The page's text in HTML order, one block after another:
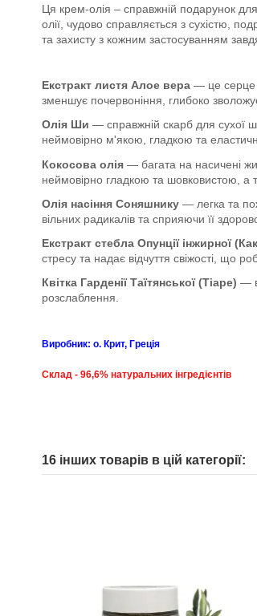
Ця крем-олія – справжній подарунок
олії, чудово справляється з сухістю,
та захисту з кожним застосуванням
Екстракт листя Алое вера — це серце
зменшує почервоніння, глибоко
Олія Ши — справжній скарб для сухої
неймовірно м'якою, гладкою та
Кокосова олія — багата на насичені
неймовірно гладкою та шовковистою, а
Олія насіння Соняшнику — легка та
вільних радикалів та сприяючи її
Екстракт стебла Опунції інжирної
стресу та надає відчуття свіжості, що
Квітка Гарденії Таїтянської (Тіаре) —
розслаблення.
Виробник: о. Крит, Греція
Склад - 96,6% натуральних інгредієнтів
16 інших товарів в цій категорії: